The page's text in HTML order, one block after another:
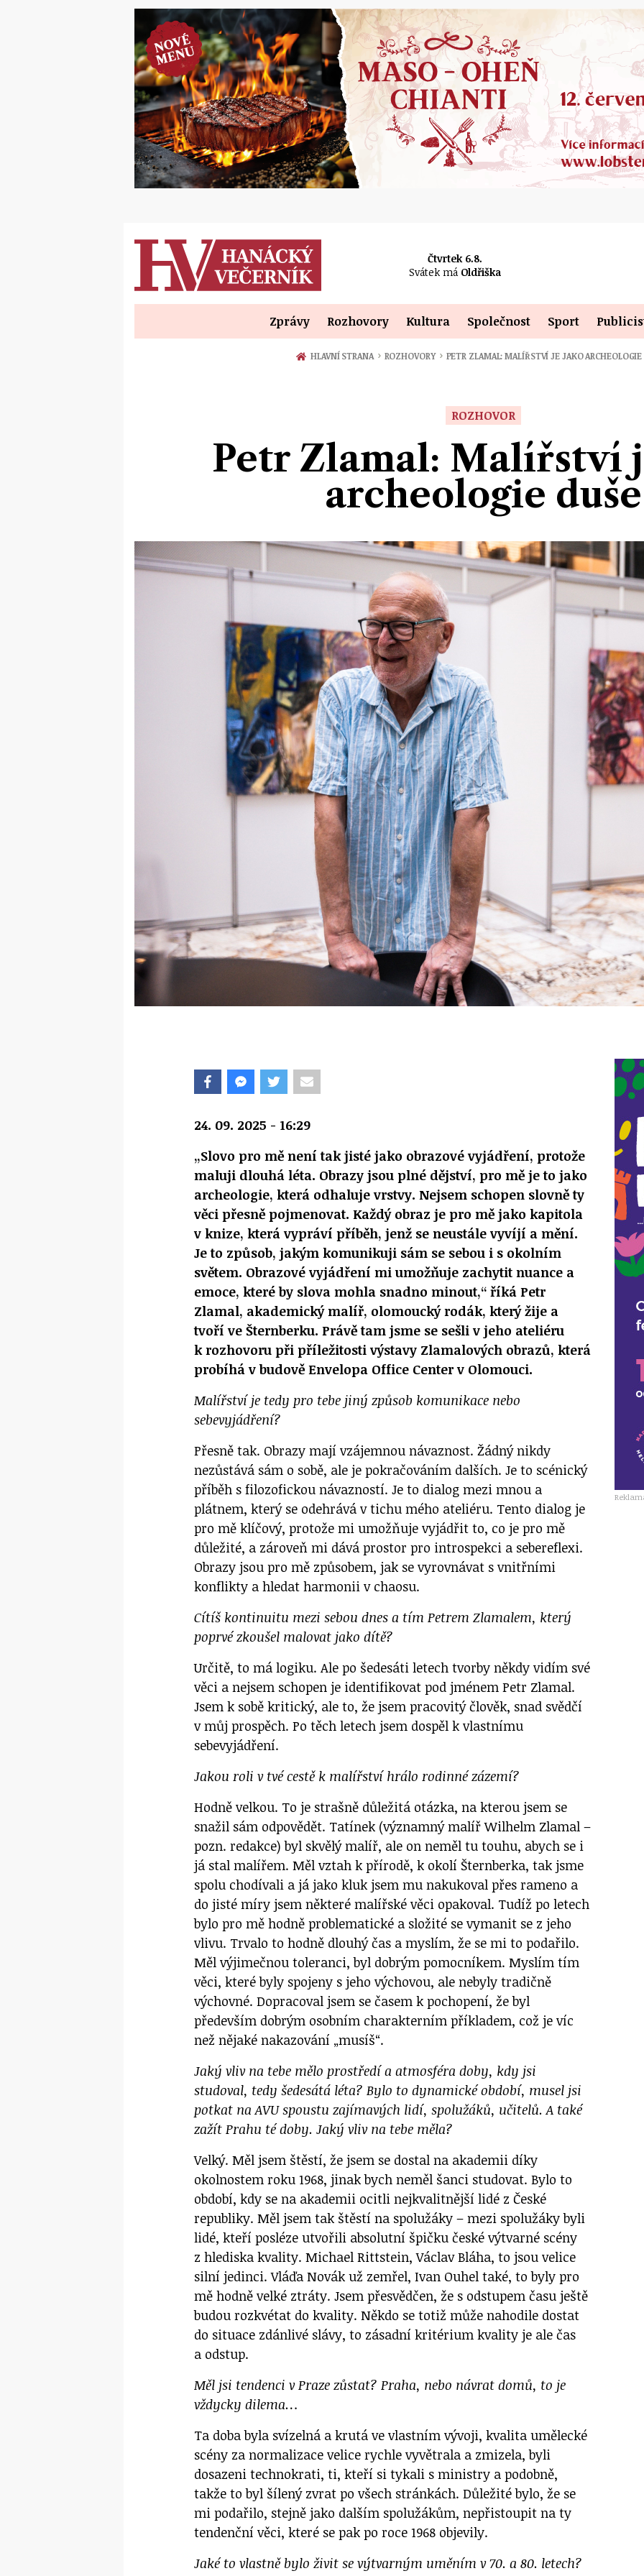
Čtvrtek 6.8.
Svátek má Oldřiška
Zprávy Rozhovory Kultura Společnost Sport
HLAVNÍ STRANA › ROZHOVORY › PETR ZLAMAL: MALÍŘSTVÍ JE JAKO
ROZHOVOR
Petr Zlamal: Malířství
archeologie duše
24. 09. 2025 - 16:29
„Slovo pro mě není tak jisté jako obrazové vyjádření, protože
maluji dlouhá léta. Obrazy jsou plné dějství, pro mě je to jako
archeologie, která odhaluje vrstvy. Nejsem schopen slovně ty
věci přesně pojmenovat. Každý obraz je pro mě jako kapitola
v knize, která vypráví příběh, jenž se neustále vyvíjí a mění.
Je to způsob, jakým komunikuji sám se sebou i s okolním
světem. Obrazové vyjádření mi umožňuje zachytit nuance a
emoce, které by slova mohla snadno minout,“ říká Petr
Zlamal, akademický malíř, olomoucký rodák, který žije a
tvoří ve Šternberku. Právě tam jsme se sešli v jeho ateliéru
k rozhovoru při příležitosti výstavy Zlamalových obrazů, která
probíhá v budově Envelopa Office Center v Olomouci.
Malířství je tedy pro tebe jiný způsob komunikace nebo
sebevyjádření?
Přesně tak. Obrazy mají vzájemnou návaznost. Žádný nikdy
nezůstává sám o sobě, ale je pokračováním dalších. Je to scénický
příběh s filozofickou návazností. Je to dialog mezi mnou a
plátnem, který se odehrává v tichu mého ateliéru. Tento dialog je
pro mě klíčový, protože mi umožňuje vyjádřit to, co je pro mě
důležité, a zároveň mi dává prostor pro introspekci a sebereflexi.
Obrazy jsou pro mě způsobem, jak se vyrovnávat s vnitřními
konflikty a hledat harmonii v chaosu.
Cítíš kontinuitu mezi sebou dnes a tím Petrem Zlamalem, který
poprvé zkoušel malovat jako dítě?
Určitě, to má logiku. Ale po šedesáti letech tvorby někdy vidím své
věci a nejsem schopen je identifikovat pod jménem Petr Zlamal.
Jsem k sobě kritický, ale to, že jsem pracovitý člověk, snad svědčí
v můj prospěch. Po těch letech jsem dospěl k vlastnímu
sebevyjádření.
Jakou roli v tvé cestě k malířství hrálo rodinné zázemí?
Hodně velkou. To je strašně důležitá otázka, na kterou jsem se
snažil sám odpovědět. Tatínek (významný malíř Wilhelm Zlamal –
pozn. redakce) byl skvělý malíř, ale on neměl tu touhu, abych se i
já stal malířem. Měl vztah k přírodě, k okolí Šternberka, tak jsme
spolu chodívali a já jako kluk jsem mu nakukoval přes rameno a
do jisté míry jsem některé malířské věci opakoval. Tudíž po letech
bylo pro mě hodně problematické a složité se vymanit se z jeho
vlivu. Trvalo to hodně dlouhý čas a myslím, že se mi to podařilo.
Měl výjimečnou toleranci, byl dobrým pomocníkem. Myslím tím
věci, které byly spojeny s jeho výchovou, ale nebyly tradičně
výchovné. Dopracoval jsem se časem k pochopení, že byl
především dobrým osobním charakterním příkladem, což je víc
než nějaké nakazování „musíš“.
Jaký vliv na tebe mělo prostředí a atmosféra doby, kdy jsi
studoval, tedy šedesátá léta? Bylo to dynamické období, musel jsi
potkat na AVU spoustu zajímavých lidí, spolužáků, učitelů. A také
zažít Prahu té doby. Jaký vliv na tebe měla?
Velký. Měl jsem štěstí, že jsem se dostal na akademii díky
okolnostem roku 1968, jinak bych neměl šanci studovat. Bylo to
období, kdy se na akademii ocitli nejkvalitnější lidé z České
republiky. Měl jsem tak štěstí na spolužáky – mezi spolužáky byli
lidé, kteří posléze utvořili absolutní špičku české výtvarné scény
z hlediska kvality. Michael Rittstein, Václav Bláha, to jsou velice
silní jedinci. Vláďa Novák už zemřel, Ivan Ouhel také, to byly pro
mě hodně velké ztráty. Jsem přesvědčen, že s odstupem času ještě
budou rozkvétat do kvality. Někdo se totiž může nahodile dostat
do situace zdánlivé slávy, to zásadní kritérium kvality je ale čas
a odstup.
Měl jsi tendenci v Praze zůstat? Praha, nebo návrat domů, to je
vždycky dilema…
Ta doba byla svízelná a krutá ve vlastním vývoji, kvalita umělecké
scény za normalizace velice rychle vyvětrala a zmizela, byli
dosazeni technokrati, ti, kteří si tykali s ministry a podobně,
takže to byl šílený zvrat po všech stránkách. Důležité bylo, že se
mi podařilo, stejně jako dalším spolužákům, nepřistoupit na ty
tendenční věci, které se pak po roce 1968 objevily.
Jaké to vlastně bylo živit se výtvarným uměním v 70. a 80. letech?